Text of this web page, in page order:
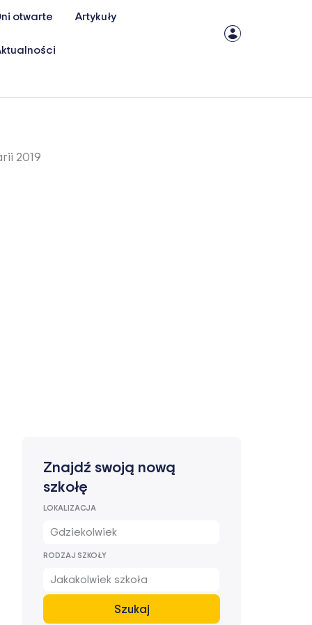
otwarte Artykuły
Znajdź swoją nową
szkołę
LOKALIZACJA
Gdziekolwiek
RODZAJ SZKOŁY
Jakakolwiek szkoła
Szukaj